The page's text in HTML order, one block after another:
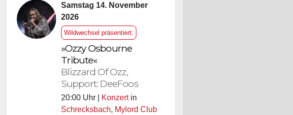
Samstag 14. November
2026
Wildwechsel präsentiert:
»Ozzy Osbourne
Tribute«
Blizzard Of Ozz,
Support: DeeFoos
20:00 Uhr | Konzertin
Schrecksbach, Mylord Club